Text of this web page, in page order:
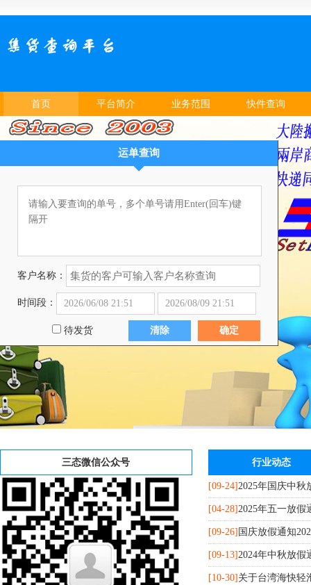
首页 平台简介 业务范围 快件查询
运单查询
客户名称：
时间段：
待发货 清除 确定
三态微信公众号 行业动态
[09-24]2025年国庆中秋
[04-28]2025年五一放假
[09-26] 国庆放假通知
[09-13]2024年中秋放假
[10-30] 关于台湾海快轻